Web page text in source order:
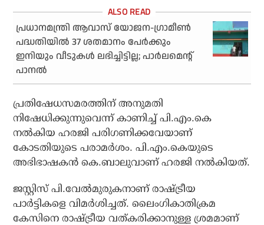
പ്രധാനമന്ത്രി ആവാസ് യോജന-ഗ്രാമീൺ
പദ്ധതിയിൽ 37 ശതമാനം പേർക്കും
ഇനിയും വീടുകൾ ലഭിച്ചിട്ടില്ല; പാർലമെന്റ്
പാനൽ
പ്രതിഷേധസമരത്തിന് അനുമതി
നിഷേധിക്കുന്നുവെന്ന് കാണിച്ച് പി.എം.കെ
നല്‍കിയ ഹരജി പരിഗണിക്കവേയാണ്
കോടതിയുടെ പരാമര്‍ശം. പി.എം.കെയുടെ
അഭിഭാഷകന്‍ കെ.ബാലുവാണ് ഹരജി നല്‍കിയത്.
ജസ്റ്റിസ് പി.വേല്‍മുരുകനാണ് രാഷ്ട്രീയ
പാര്‍ട്ടികളെ വിമര്‍ശിച്ചത്. ലൈംഗികാതിക്രമ
കേസിനെ രാഷ്ട്രീയ വത്കരിക്കാനുള്ള ശ്രമമാണ്